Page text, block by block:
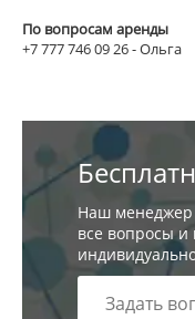
По вопросам аренды
+7 777 746 09 26 - Ольга
Наш менеджер
все вопросы и
Задать